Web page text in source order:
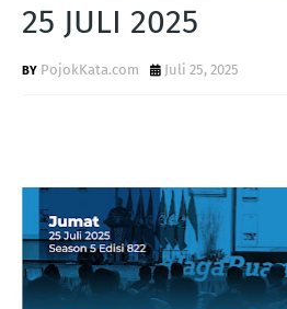
25 JULI 2025
PojokKata.com Juli 25, 2025